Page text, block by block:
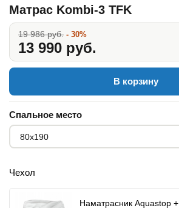
Матрас Kombi-3 TFK
19 986 руб. - 30%
13 990 руб.
В корзину
Спальное место
Чехол
Наматрасник Aquastop +